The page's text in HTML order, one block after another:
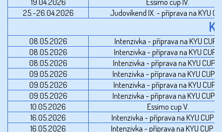
25.-26.04.2026
Judovíkend IX. - příprava na KYU
08.05.2026
Intenzivka - příprava na KYU CUP I.
08.05.2026
Intenzivka - příprava na KYU CUP II.
08.05.2026
Intenzivka - příprava na KYU CUP III.
09.05.2026
Intenzivka - příprava na KYU CUP
09.05.2026
Intenzivka - příprava na KYU CUP V.
09.05.2026
Intenzivka - příprava na KYU CUP
10.05.2026
Essimo cup V.
16.05.2026
Intenzivka - příprava na KYU CUP
16.05.2026
Intenzivka - příprava na KYU CUP